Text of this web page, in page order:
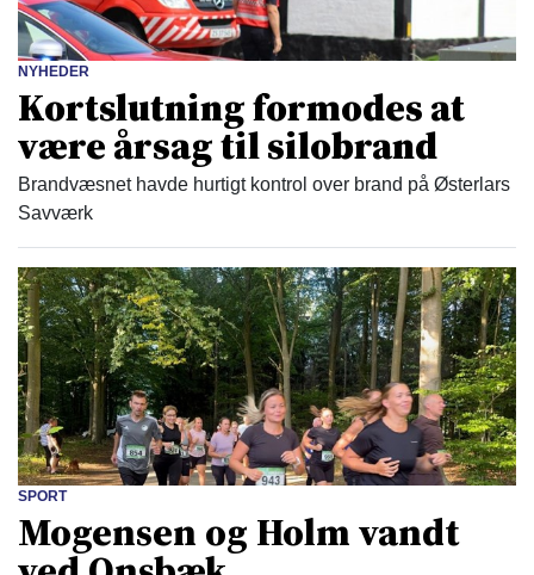
NYHEDER
Kortslutning formodes at
være årsag til silobrand
Brandvæsnet havde hurtigt kontrol over brand på Østerlars
Savværk
SPORT
Mogensen og Holm vandt